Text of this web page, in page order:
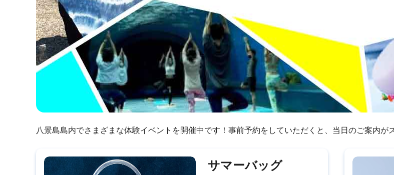
八景島島内でさまざまな体験イベントを開催中です！事前予約をしていただくと、当日のご案内が
サマーバッグ